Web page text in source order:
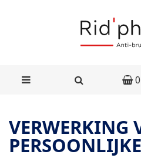
0
VERWERKING